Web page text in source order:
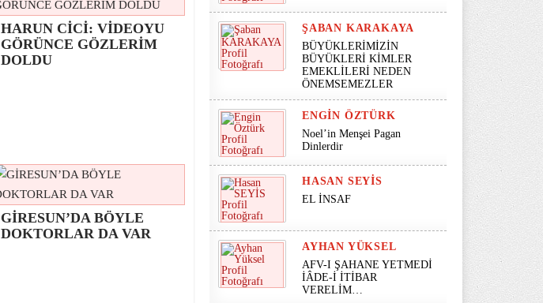
HARUN CİCİ: VİDEOYU
GÖRÜNCE GÖZLERİM
DOLDU
GİRESUN’DA BÖYLE
DOKTORLAR DA VAR
ŞABAN KARAKAYA
BÜYÜKLERİMİZİN
BÜYÜKLERİ KİMLER
EMEKLİLERİ NEDEN
ÖNEMSEMEZLER
ENGIN ÖZTÜRK
Noel’in Menşei Pagan
Dinlerdir
HASAN SEYİS
EL İNSAF
AYHAN YÜKSEL
AFV-I ŞAHANE YETMEDİ
İÂDE-İ İTİBAR
VERELİM…